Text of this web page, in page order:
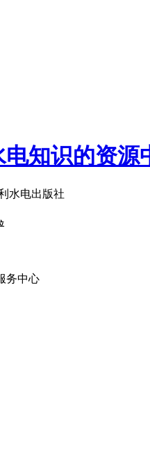
知识的资源
水电出版社
务中心